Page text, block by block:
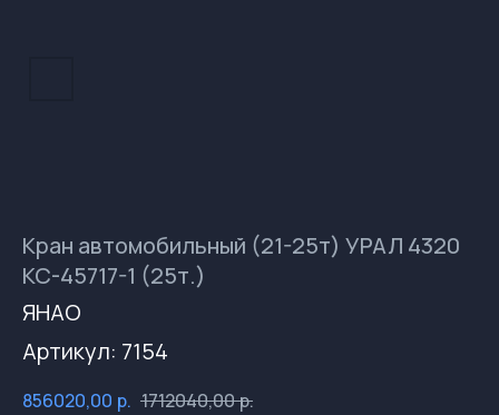
Кран автомобильный (21-25т) УРАЛ 4320
КС-45717-1 (25т.)
ЯНАО
Артикул: 7154
856020,00 р. 1712040,00р.